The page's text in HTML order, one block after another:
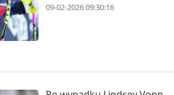
09-02-2026 09:30:16